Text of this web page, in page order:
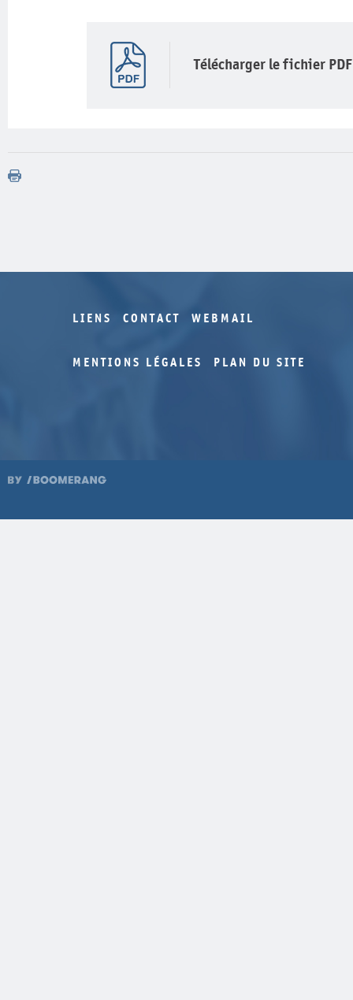
Télécharger le fichier PDF
LIENS CONTACT WEBMAIL
MENTIONS LÉGALES PLAN DU SITE